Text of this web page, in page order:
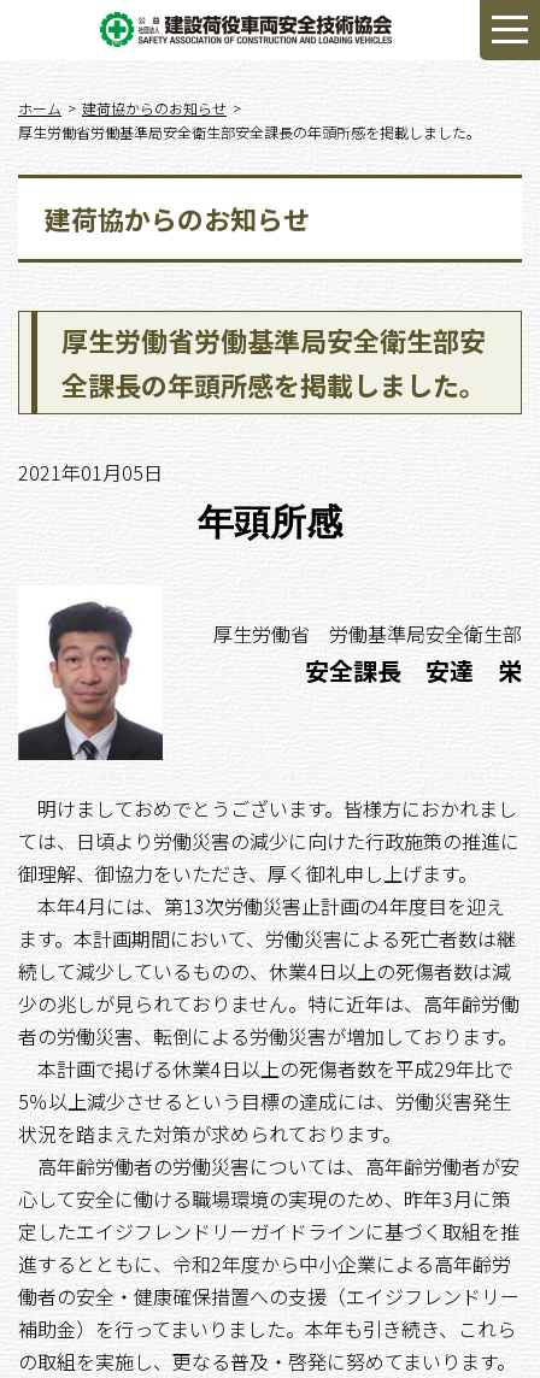
ホーム
建荷協からのお知らせ
厚生労働省労働基準局安全衛生部安全課長の年頭所感を掲載しました。
建荷協からのお知らせ
厚生労働省労働基準局安全衛生部安
全課長の年頭所感を掲載しました。
2021年01月05日
年頭所感
厚生労働省 労働基準局安全衛生部
安全課長 安達 栄
明けましておめでとうございます。皆様方におかれまし
ては、日頃より労働災害の減少に向けた行政施策の推進に
御理解、御協力をいただき、厚く御礼申し上げます。
本年4月には、第13次労働災害止計画の4年度目を迎え
ます。本計画期間において、労働災害による死亡者数は継
続して減少しているものの、休業4日以上の死傷者数は減
少の兆しが見られておりません。特に近年は、高年齢労働
者の労働災害、転倒による労働災害が増加しております。
本計画で掲げる休業4日以上の死傷者数を平成29年比で
5％以上減少させるという目標の達成には、労働災害発生
状況を踏まえた対策が求められております。
高年齢労働者の労働災害については、高年齢労働者が安
心して安全に働ける職場環境の実現のため、昨年3月に策
定したエイジフレンドリーガイドラインに基づく取組を推
進するとともに、令和2年度から中小企業による高年齢労
働者の安全・健康確保措置への支援（エイジフレンドリー
補助金）を行ってまいりました。本年も引き続き、これら
の取組を実施し、更なる普及・啓発に努めてまいります。